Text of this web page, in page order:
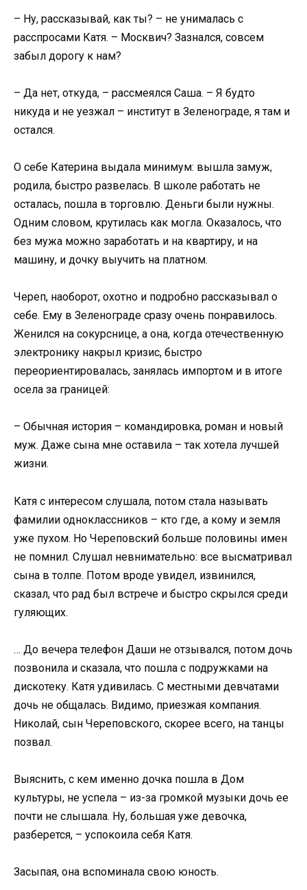
– Ну, рассказывай, как ты? – не унималась с
расспросами Катя. – Москвич? Зазнался, совсем
забыл дорогу к нам?
– Да нет, откуда, – рассмеялся Саша. – Я будто
никуда и не уезжал – институт в Зеленограде, я там и
остался.
О себе Катерина выдала минимум: вышла замуж,
родила, быстро развелась. В школе работать не
осталась, пошла в торговлю. Деньги были нужны.
Одним словом, крутилась как могла. Оказалось, что
без мужа можно заработать и на квартиру, и на
машину, и дочку выучить на платном.
Череп, наоборот, охотно и подробно рассказывал о
себе. Ему в Зеленограде сразу очень понравилось.
Женился на сокурснице, а она, когда отечественную
электронику накрыл кризис, быстро
переориентировалась, занялась импортом и в итоге
осела за границей:
– Обычная история – командировка, роман и новый
муж. Даже сына мне оставила – так хотела лучшей
жизни.
Катя с интересом слушала, потом стала называть
фамилии одноклассников – кто где, а кому и земля
уже пухом. Но Череповский больше половины имен
не помнил. Слушал невнимательно: все высматривал
сына в толпе. Потом вроде увидел, извинился,
сказал, что рад был встрече и быстро скрылся среди
гуляющих.
… До вечера телефон Даши не отзывался, потом дочь
позвонила и сказала, что пошла с подружками на
дискотеку. Катя удивилась. С местными девчатами
дочь не общалась. Видимо, приезжая компания.
Николай, сын Череповского, скорее всего, на танцы
позвал.
Выяснить, с кем именно дочка пошла в Дом
культуры, не успела – из-за громкой музыки дочь ее
почти не слышала. Ну, большая уже девочка,
разберется, – успокоила себя Катя.
Засыпая, она вспоминала свою юность.